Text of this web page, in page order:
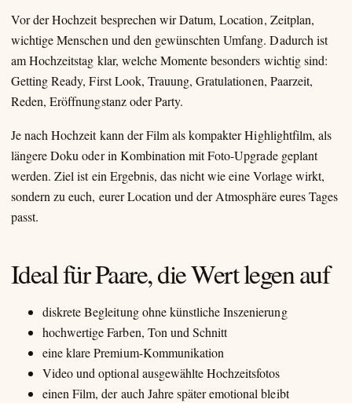
Vor der Hochzeit besprechen wir Datum, Location, Zeitplan,
wichtige Menschen und den gewünschten Umfang. Dadurch ist
am Hochzeitstag klar, welche Momente besonders wichtig sind:
Getting Ready, First Look, Trauung, Gratulationen, Paarzeit,
Reden, Eröffnungstanz oder Party.
Je nach Hochzeit kann der Film als kompakter Highlightfilm, als
längere Doku oder in Kombination mit Foto-Upgrade geplant
werden. Ziel ist ein Ergebnis, das nicht wie eine Vorlage wirkt,
sondern zu euch, eurer Location und der Atmosphäre eures Tages
passt.
Ideal für Paare, die Wert legen auf
diskrete Begleitung ohne künstliche Inszenierung
hochwertige Farben, Ton und Schnitt
eine klare Premium-Kommunikation
Video und optional ausgewählte Hochzeitsfotos
einen Film, der auch Jahre später emotional bleibt